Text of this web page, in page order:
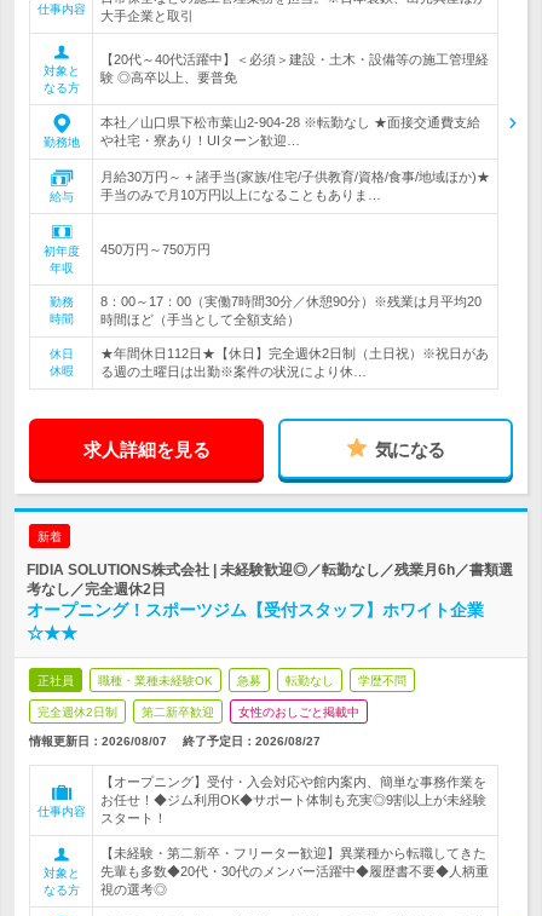
仕事内容
大手企業と取引
対象と
なる方
【20代～40代活躍中】＜必須＞建設・土木・設備等の施工管理経
験 ◎高卒以上、要普免
勤務地
本社／山口県下松市葉山2-904-28 ※転勤なし ★面接交通費支給
や社宅・寮あり！UIターン歓迎…
給与
月給30万円～ + 諸手当(家族/住宅/子供教育/資格/食事/地域ほか)★
手当のみで月10万円以上になることもありま…
初年度
年収
450万円～750万円
勤務
時間
8：00～17：00（実働7時間30分／休憩90分）※残業は月平均20
時間ほど（手当として全額支給）
休日
休暇
★年間休日112日★【休日】完全週休2日制（土日祝）※祝日があ
る週の土曜日は出勤※案件の状況により休…
求人詳細を見る 気になる
新着
FIDIA SOLUTIONS株式会社 | 未経験歓迎◎／転勤なし／残業月6h／書類選
考なし／完全週休2日
オープニング！スポーツジム【受付スタッフ】ホワイト企業
☆★★
正社員 職種・業種未経験OK 急募 転勤なし 学歴不問
完全週休2日制 第二新卒歓迎 女性のおしごと掲載中
情報更新日：2026/08/07 終了予定日： 2026/08/27
仕事内容
【オープニング】受付・入会対応や館内案内、簡単な事務作業を
お任せ！◆ジム利用OK◆サポート体制も充実◎9割以上が未経験
スタート！
対象と
なる方
【未経験・第二新卒・フリーター歓迎】異業種から転職してきた
先輩も多数◆20代・30代のメンバー活躍中◆履歴書不要◆人柄重
視の選考◎